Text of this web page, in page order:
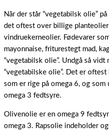
Når der står “vegetabilsk olie”
det oftest over billige
vindruekerneolier. Fødevarer
mayonnaise, friturestegt mad,
“vegetabilsk olie”. Undgå så vidt
“vegetabilske olie”. Det er
som er rige på omega 6, og
omega 3 fedtsyre.
Olivenolie er en omega 9
omega 3. Rapsolie indeholder